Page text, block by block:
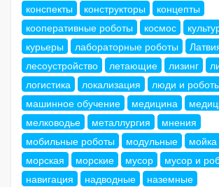
конспекты
конструкторы
концепты
кооперативные роботы
космос
курьеры
лабораторные роботы
лесоустройство
летающие лизинг
логистика
локализация люди и
машинное обучение
медицина
мелководье
металлургия
мнения
мобильные роботы
модульные мойка
морская
морские мусор
мусор и
навигация
надводные
наземные